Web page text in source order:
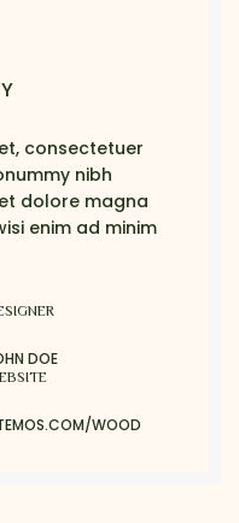
consectetuer
nibh
dolore magna
enim ad minim
DOE
WOOD